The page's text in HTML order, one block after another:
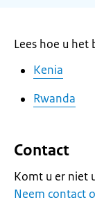
Lees hoe u
Kenia
Rwanda
Contact
Komt u er niet
Neem contact